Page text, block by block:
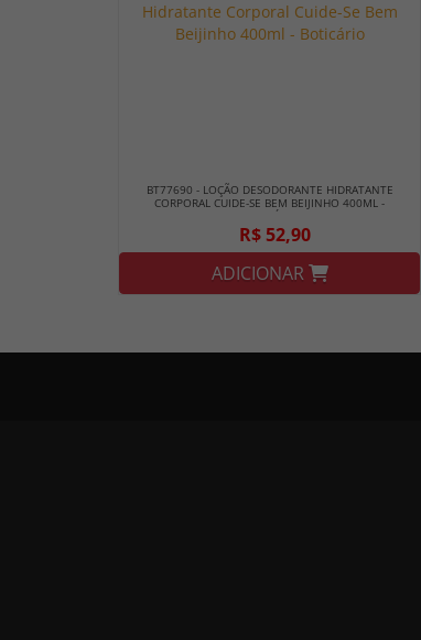
BT77690 - LOÇÃO DESODORANTE HIDRATANTE
CORPORAL CUIDE-SE BEM BEIJINHO 400ML -
BOTICÁRIO
R$ 52,90
ADICIONAR